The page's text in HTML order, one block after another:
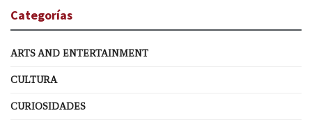
Categorías
ARTS AND ENTERTAINMENT
CULTURA
CURIOSIDADES